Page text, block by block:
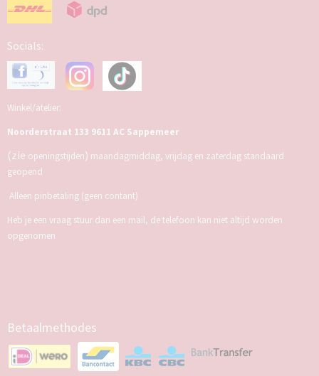
Socials:
Winkel/atelier:
Noorderstraat 133 9611 AC Sappemeer
(zie openingstijden) maandagmiddag, vrijdag en zaterdag standaard
geopend
Alleen pinbetaling (geen contant)
Heb je een vraag stuur dan een mail, de telefoon kan niet altijd worden
opgenomen
Betaalmethodes